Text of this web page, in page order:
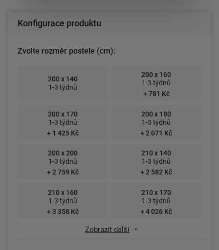
Konfigurace produktu
Zvolte rozměr postele (cm):
200 x 140
1-3 týdnů
200 x 160
1-3 týdnů
+ 781 Kč
200 x 170
1-3 týdnů
+ 1 425 Kč
200 x 180
1-3 týdnů
+ 2 071 Kč
200 x 200
1-3 týdnů
+ 2 759 Kč
210 x 140
1-3 týdnů
+ 2 582 Kč
210 x 160
1-3 týdnů
+ 3 358 Kč
210 x 170
1-3 týdnů
+ 4 026 Kč
Zobrazit další